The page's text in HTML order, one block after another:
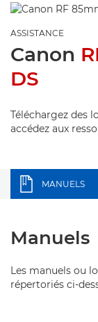
ASSISTANCE
Canon
DS
Téléchargez des
accédez aux
MANUELS
Manuels
Les manuels ou
répertoriés ci-